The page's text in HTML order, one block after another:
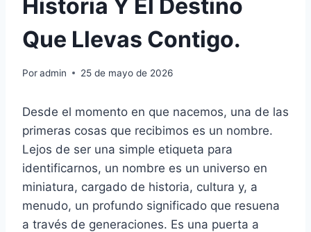
Historia Y El Destino
Que Llevas Contigo.
Poradmin 25 de mayo de 2026
Desde el momento en que nacemos, una de las
primeras cosas que recibimos es un nombre.
Lejos de ser una simple etiqueta para
identificarnos, un nombre es un universo en
miniatura, cargado de historia, cultura y, a
menudo, un profundo significado que resuena
a través de generaciones. Es una puerta a